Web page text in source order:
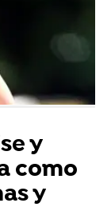
y
como
y